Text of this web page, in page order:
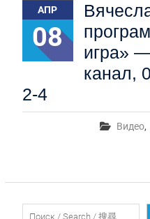
АПР
08
игра»
канал,
2-4
Видео,